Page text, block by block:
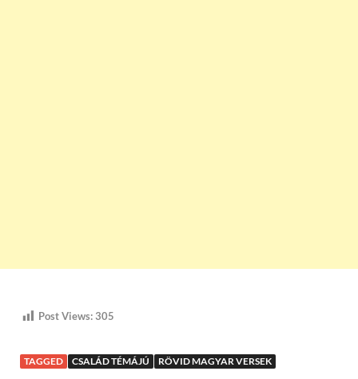
Post Views:305
TAGGED CSALÁD TÉMÁJÚ RÖVID MAGYAR VERSEK